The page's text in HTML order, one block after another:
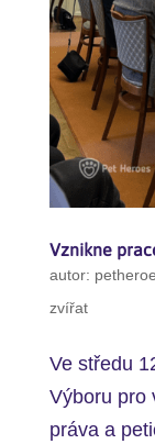
Vznikne
autor:
zvířat
Ve středu
Výboru pro
práva a